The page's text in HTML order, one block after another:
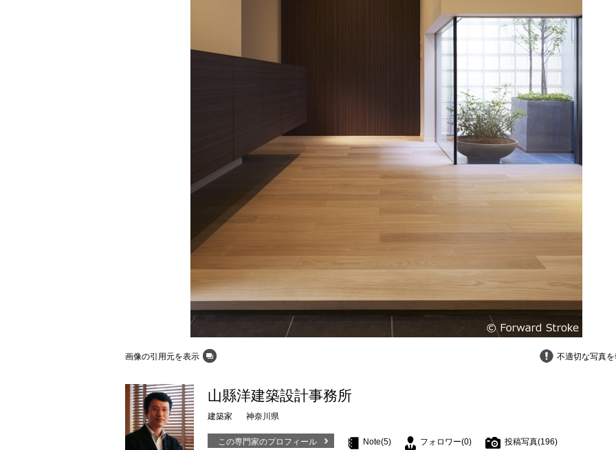
画像の引用元を表示 不適切な写真
山縣洋建築設計事務所
建築家 神奈川県
この専門家のプロフィール Note(5) フォロワー(0) 投稿写真(196)